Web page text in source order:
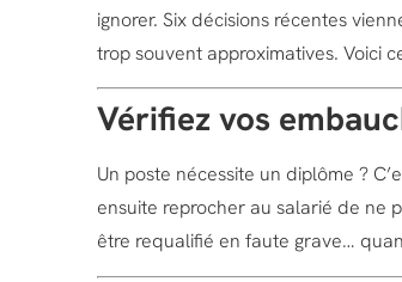
ignorer. Six décisions récentes
trop souvent approximatives. Voici
Vérifiez vos
Un poste nécessite un diplôme ?
ensuite reprocher au salarié de ne
être requalifié en faute grave…